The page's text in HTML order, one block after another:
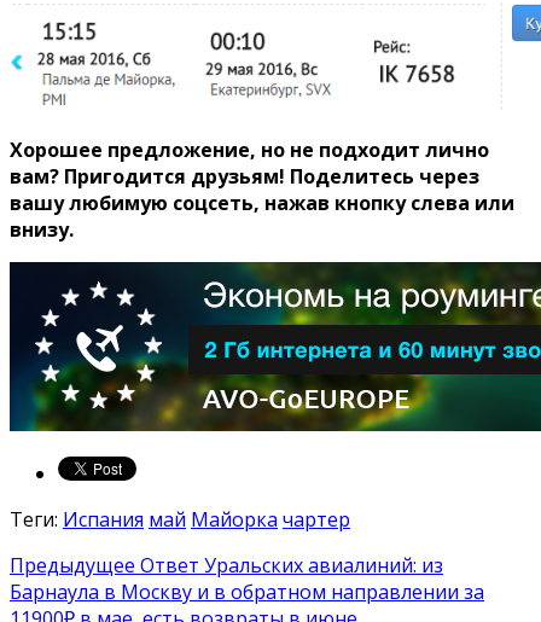
Хорошее предложение, но не подходит лично
вам? Пригодится друзьям! Поделитесь через
вашу любимую соцсеть, нажав кнопку слева или
внизу.
Теги: Испания май Майорка чартер
Предыдущее Ответ Уральских авиалиний: из
Барнаула в Москву и в обратном направлении за